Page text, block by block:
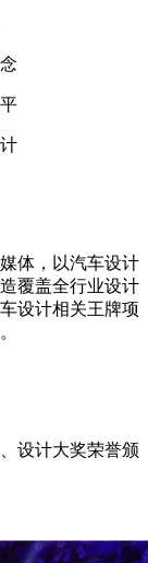
体，以汽车设计
覆盖全行业设计
设计相关王牌项
设计大奖荣誉颁